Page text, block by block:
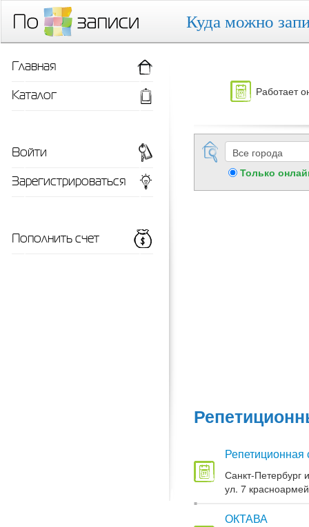
Куда можно
Работает
Только
Репетиционная
Санкт-Петербург
ул. 7
ОКТАВА
Главная
Каталог
Войти
Зарегистрироваться
Пополнить счет